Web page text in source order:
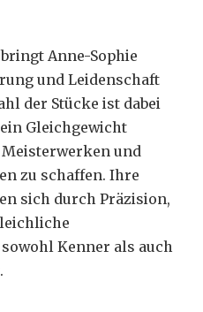
bringt Anne-Sophie
und Leidenschaft
der Stücke ist dabei
Gleichgewicht
und
zu schaffen. Ihre
sich durch Präzision,
Kenner als auch